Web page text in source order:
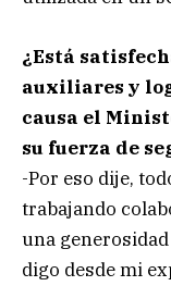
¿Está
auxiliares y
causa el
su fuerza de
-Por eso dije,
trabajando
una
digo desde mi